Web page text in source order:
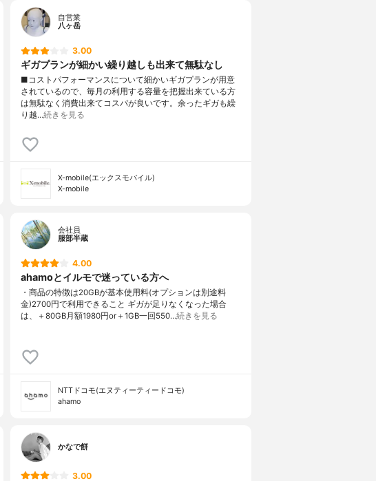
自営業
八ヶ岳
3.00
ギガプランが細かい繰り越しも出来て無駄なし
■コストパフォーマンスについて細かいギガプランが用意
されているので、毎月の利用する容量を把握出来ている方
は無駄なく消費出来てコスパが良いです。余ったギガも繰
り越…続きを見る
X-mobile(エックスモバイル)
X-mobile
会社員
服部半蔵
4.00
ahamoとイルモで迷っている方へ
・商品の特徴は20GBが基本使用料(オプションは別途料
金)2700円で利用できること ギガが足りなくなった場合
は、＋80GB月額1980円or＋1GB一回550…続きを見る
NTTドコモ(エヌティーティードコモ)
ahamo
かなで餅
3.00